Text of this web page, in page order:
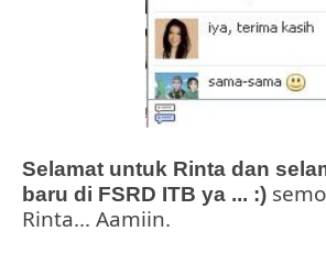
Selamat untuk Rinta dan
baru di FSRD ITB ya ... :)
Rinta... Aamiin.